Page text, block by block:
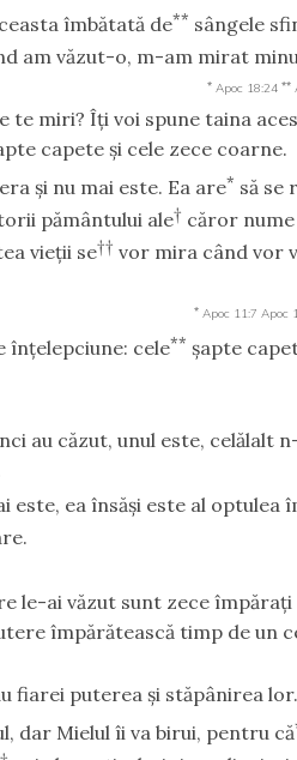
îmbătată de** sângele
am văzut-o, m-am mirat
* Apoc 18:24 **
te miri? Îţi voi spune taina
capete şi cele zece coarne.
şi nu mai este. Ea are* să se
pământului ale† căror
vieţii se†† vor mira când vor
* Apoc 11:7 Apoc
înţelepciune: cele** şapte
au căzut, unul este, celălalt
este, ea însăşi este al
le-ai văzut sunt zece
împărătească timp de un
fiarei puterea şi stăpânirea lor.
dar Mielul îi va birui, pentru că